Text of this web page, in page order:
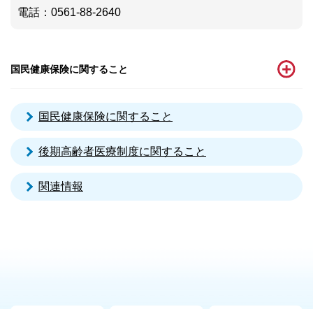
電話 ：0561-88-2640
国民健康保険に関すること
国民健康保険に関すること
後期高齢者医療制度に関すること
関連情報